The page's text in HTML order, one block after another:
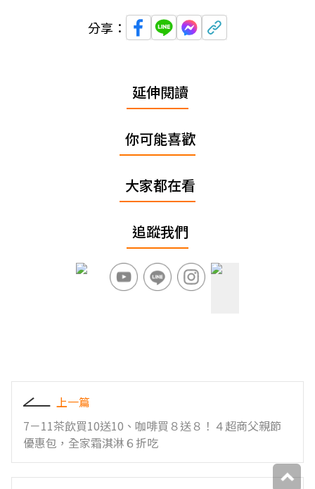
分享：
延伸閱讀
你可能喜歡
大家都在看
追蹤我們
上一篇
7－11茶飲買10送10、咖啡買８送８！４超商父親節
優惠包，全家霜淇淋６折吃